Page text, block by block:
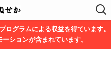
ログラムによる収益を得ています。
ションが含まれています。